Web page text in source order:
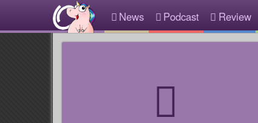
News Podcast Review